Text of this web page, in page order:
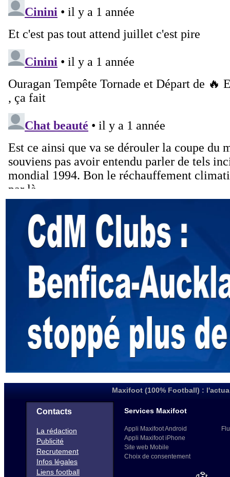
Maxifoot (100% Football) :
Contacts
La rédaction
Publicité
Recrutement
Infos légales
Liens football
Services Maxifoot
Appli Maxifoot Android
Appli Maxifoot iPhone
Site web Mobile
Choix de consentement